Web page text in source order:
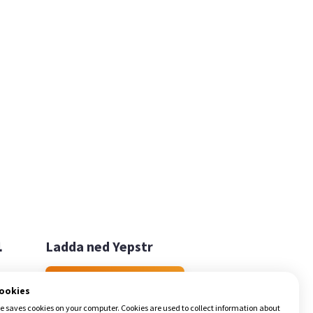
Ladda ned Yepstr
saves cookies on your computer. Cookies are used to collect information about